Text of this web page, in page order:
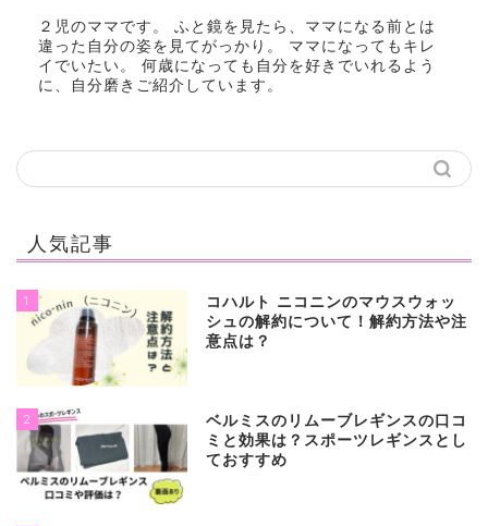
２児のママです。 ふと鏡を見たら、ママになる前とは
違った自分の姿を見てがっかり。 ママになってもキレ
イでいたい。 何歳になっても自分を好きでいれるよう
に、自分磨きご紹介しています。
人気記事
1
コハルト ニコニンのマウスウォッ
シュの解約について！解約方法や注
意点は？
2
ベルミスのリムーブレギンスの口コ
ミと効果は？スポーツレギンスとし
ておすすめ